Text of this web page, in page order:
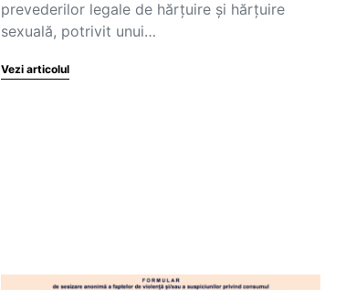
prevederilor legale de hărțuire și hărțuire
sexuală, potrivit unui…
Vezi articolul